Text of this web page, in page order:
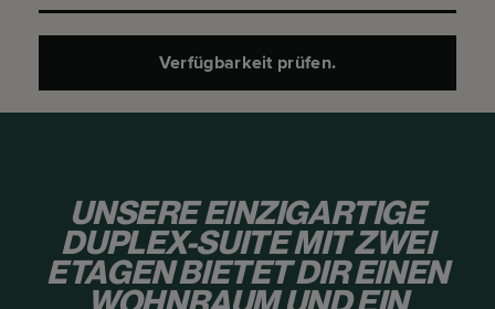
Verfügbarkeit prüfen.
UNSERE EINZIGARTIGE
DUPLEX-SUITE MIT ZWEI
ETAGEN BIETET DIR EINEN